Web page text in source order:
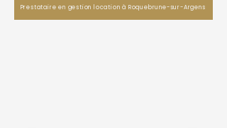
Prestataire en gestion location à Roquebrune-sur-Argens